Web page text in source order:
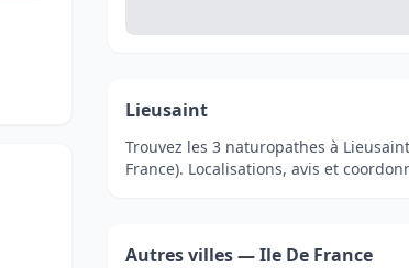
Lieusaint
Trouvez les 3 naturopathes à
France). Localisations, avis et
Autres villes — Ile De France